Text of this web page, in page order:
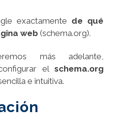
exactamente de qué
web (schema.org).
más adelante,
el schema.org
e intuitiva.